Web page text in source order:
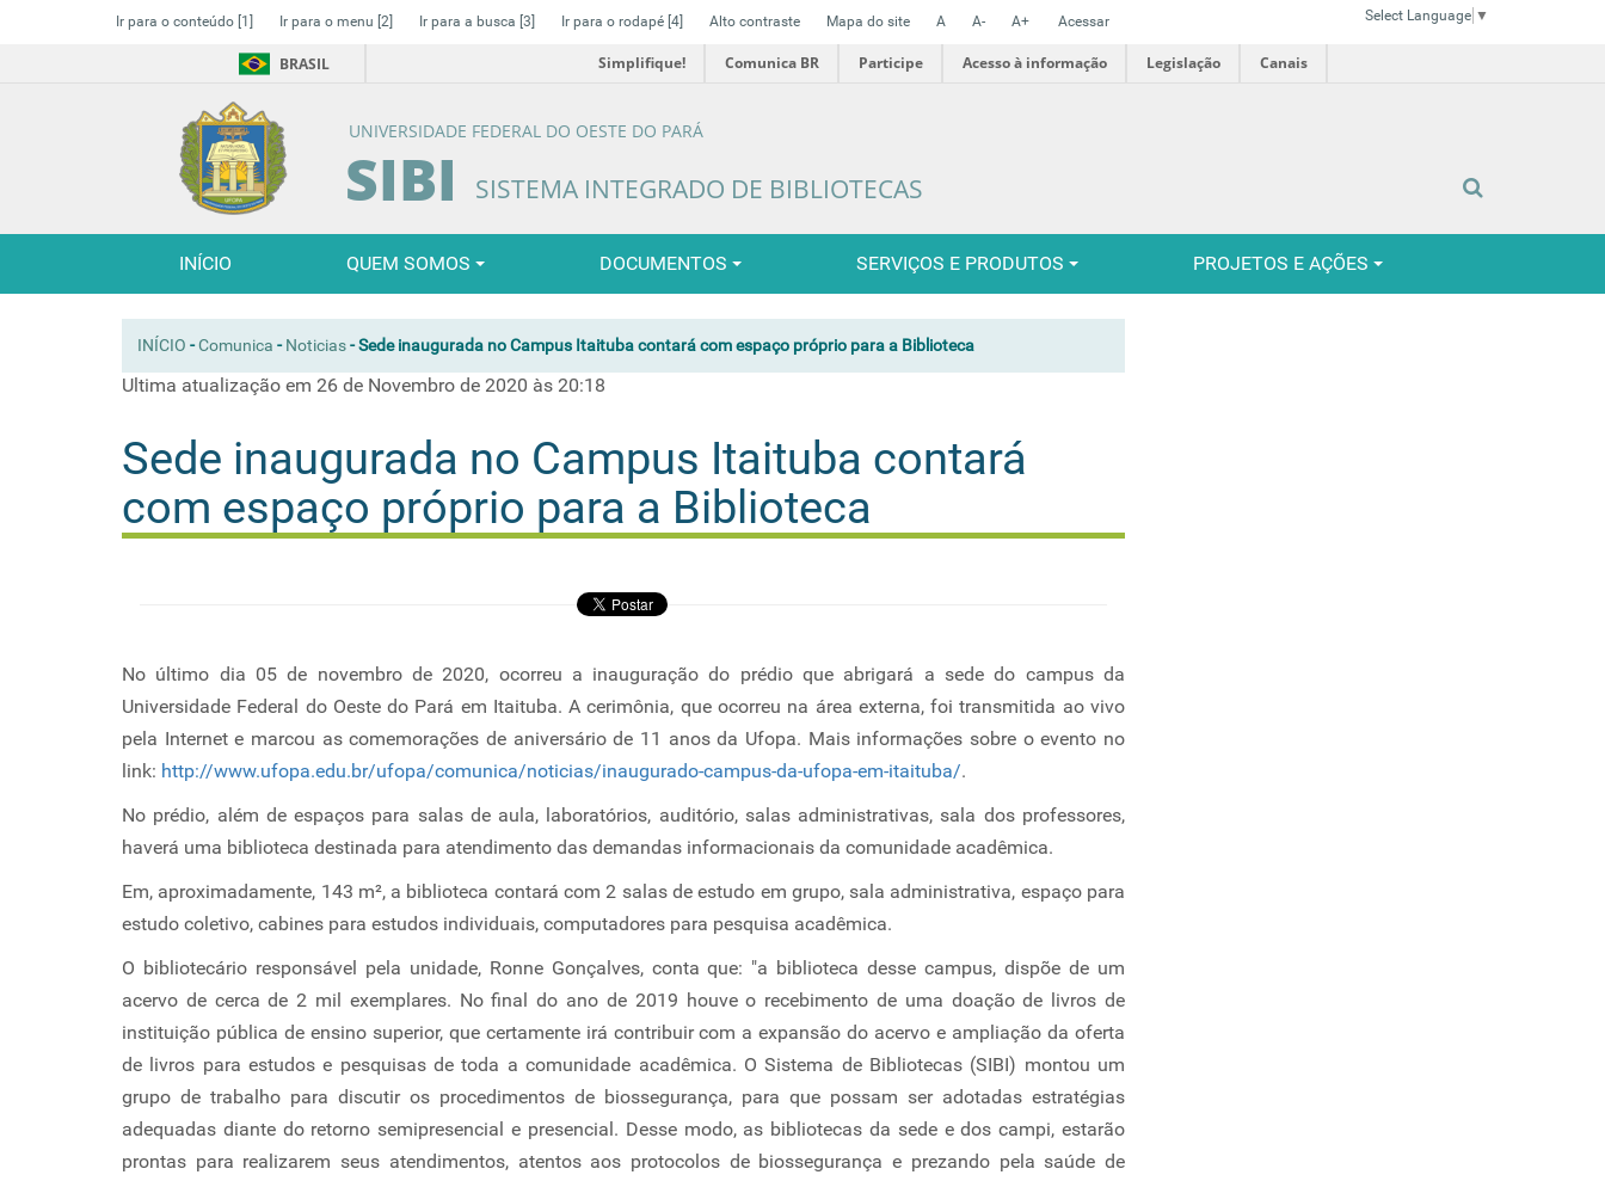
Ir para o conteúdo [1] Ir para o menu [2] Ir para a busca [3] Ir para o rodapé [4] Alto contraste Mapa do site A A- A+ Acessar Select Language ▼
BRASIL Simplifique! Comunica BR Participe Acesso à informação Legislação Canais
UNIVERSIDADE FEDERAL DO OESTE DO PARÁ
SIBI SISTEMA INTEGRADO DE BIBLIOTECAS
INÍCIO QUEM SOMOS DOCUMENTOS SERVIÇOS E PRODUTOS PROJETOS E AÇÕES
INÍCIO -Comunica -Noticias-Sede inaugurada no Campus Itaituba contará com espaço próprio para a Biblioteca
Ultima atualização em 26 de Novembro de 2020 às 20:18
Sede inaugurada no Campus Itaituba contará
com espaço próprio para a Biblioteca
No último dia 05 de novembro de 2020, ocorreu a inauguração do prédio que abrigará a sede do campus da
Universidade Federal do Oeste do Pará em Itaituba. A cerimônia, que ocorreu na área externa, foi transmitida ao vivo
pela Internet e marcou as comemorações de aniversário de 11 anos da Ufopa. Mais informações sobre o evento no
link: http://www.ufopa.edu.br/ufopa/comunica/noticias/inaugurado-campus-da-ufopa-em-itaituba/.
No prédio, além de espaços para salas de aula, laboratórios, auditório, salas administrativas, sala dos professores,
haverá uma biblioteca destinada para atendimento das demandas informacionais da comunidade acadêmica.
Em, aproximadamente, 143 m², a biblioteca contará com 2 salas de estudo em grupo, sala administrativa, espaço para
estudo coletivo, cabines para estudos individuais, computadores para pesquisa acadêmica.
O bibliotecário responsável pela unidade, Ronne Gonçalves, conta que: "a biblioteca desse campus, dispõe de um
acervo de cerca de 2 mil exemplares. No final do ano de 2019 houve o recebimento de uma doação de livros de
instituição pública de ensino superior, que certamente irá contribuir com a expansão do acervo e ampliação da oferta
de livros para estudos e pesquisas de toda a comunidade acadêmica. O Sistema de Bibliotecas (SIBI) montou um
grupo de trabalho para discutir os procedimentos de biossegurança, para que possam ser adotadas estratégias
adequadas diante do retorno semipresencial e presencial. Desse modo, as bibliotecas da sede e dos campi, estarão
prontas para realizarem seus atendimentos, atentos aos protocolos de biossegurança e prezando pela saúde de